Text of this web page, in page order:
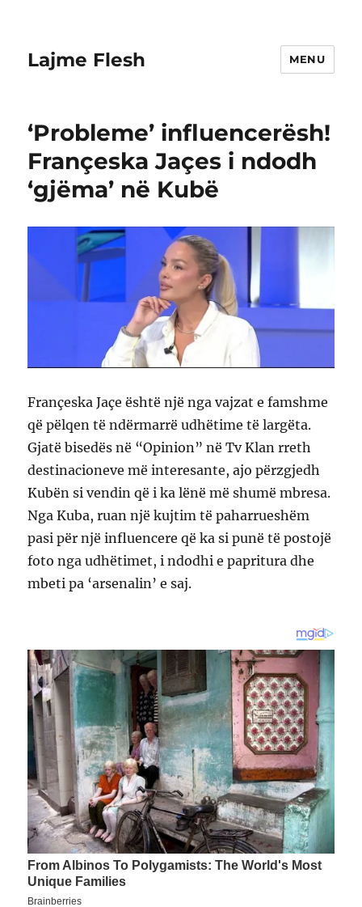
Lajme Flesh MENU
‘Probleme’ influencerësh!
Françeska Jaçes i ndodh
‘gjëma’ në Kubë
Françeska Jaçe është një nga vajzat e famshme
që pëlqen të ndërmarrë udhëtime të largëta.
Gjatë bisedës në “Opinion” në Tv Klan rreth
destinacioneve më interesante, ajo përzgjedh
Kubën si vendin që i ka lënë më shumë mbresa.
Nga Kuba, ruan një kujtim të paharrueshëm
pasi për një influencere që ka si punë të postojë
foto nga udhëtimet, i ndodhi e papritura dhe
mbeti pa ‘arsenalin’ e saj.